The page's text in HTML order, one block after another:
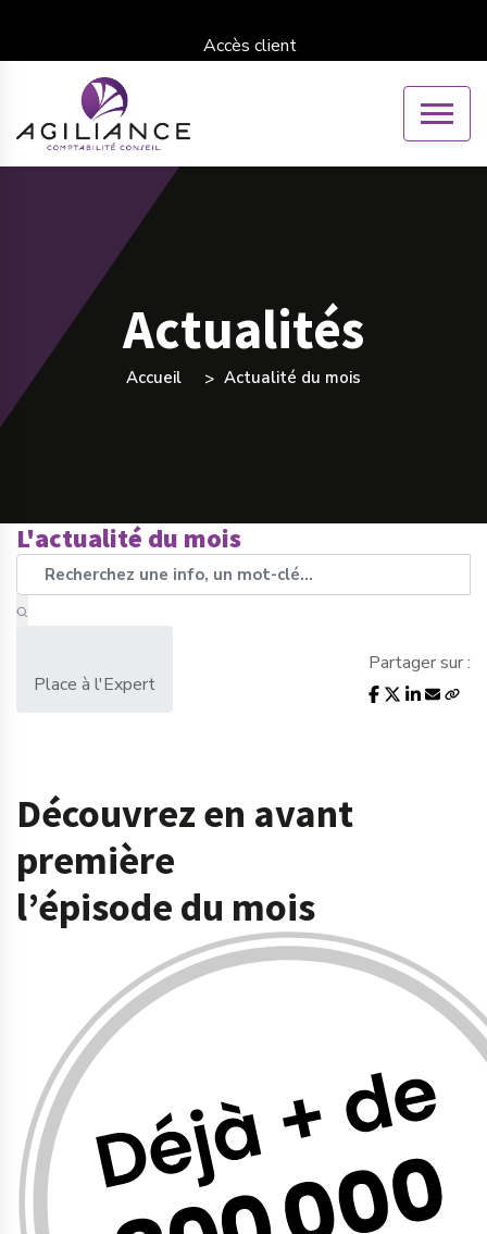
Accès client
Actualités
Accueil Actualité du mois
L'actualité du mois
Place à l'Expert
Partager sur :
Découvrez en avant
première
l’épisode du mois